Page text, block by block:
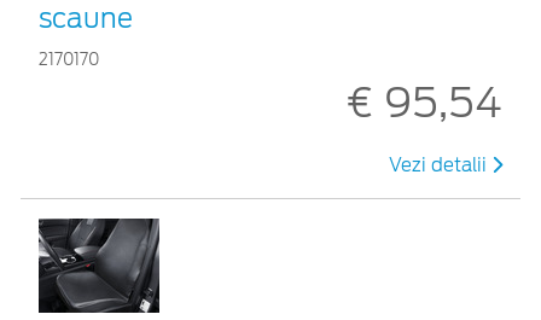
scaune
2170170
€ 95,54
Vezi detalii